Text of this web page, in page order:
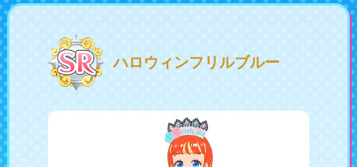
プレスリリース
ビジネスのお客様
ハロウィンフリルブルー